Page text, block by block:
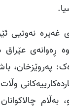
نەوتیی
ڕەوانەی
بەڵام